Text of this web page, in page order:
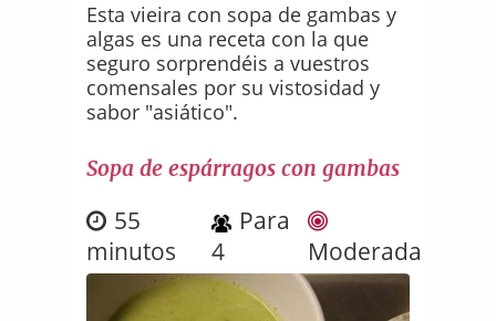
Esta vieira con sopa de gambas y
algas es una receta con la que
seguro sorprendéis a vuestros
comensales por su vistosidad y
sabor "asiático".
Sopa de espárragos con gambas
55
minutos
Para
4
Moderada